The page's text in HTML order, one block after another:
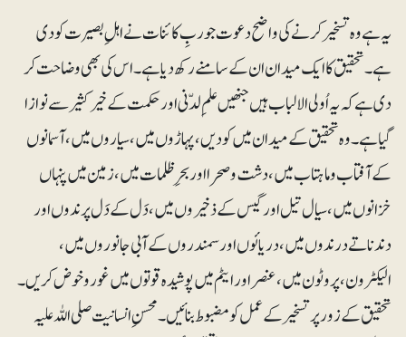
یہ ہے وہ تسخیر کرنے کی واضح دعوت جو ربِ کائنات نے اہلِ بصیرت کو دی
ہے۔ تحقیق کا ایک میدان ان کے سامنے رکھ دیا ہے۔ اس کی بھی وضاحت کر
دی ہے کہ یہ اُولی الالباب ہیں جنھیں علمِ لدّنی اور حکمت کے خیرکثیر سے نوازا
گیا ہے۔ وہ تحقیق کے میدان میں کودیں، پہاڑوں میں، سیاروں میں، آسمانوں
کے آفتاب و ماہتاب میں، دشت و صحرا اور بحرِظلمات میں، زمین میں پنہاں
خزانوں میں، سیال تیل اور گیس کے ذخیروں میں، دَل کے دَل پرندوں اور
دندناتے درندوں میں، دریائوں اور سمندروں کے آبی جانوروں میں،
الیکٹرون، پروٹون میں، عنصر اور ایٹم میں پوشیدہ قوتوں میں غوروخوض کریں۔
تحقیق کے زور پر تسخیر کے عمل کو مضبوط بنائیں۔ محسنِ انسانیت صلی اللہ علیہ